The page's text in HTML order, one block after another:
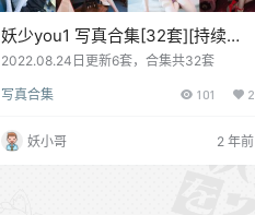
妖少you1 写真合集[32套][持续更
新]
2022.08.24日更新6套，合集共32套
写真合集 101 2
妖小哥 2 年前